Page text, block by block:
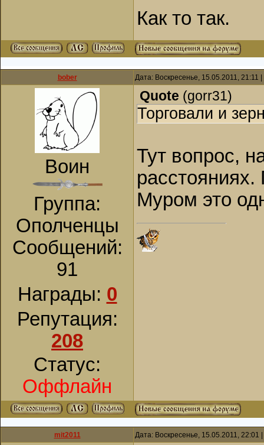
Как то так.
bober Дата: Воскресенье, 15.05.2011,
Воин
Группа:
Ополченцы
Сообщений:
91
Награды: 0
Репутация:
208
Статус:
Оффлайн
Quote (gorr31)
Торговали и
Тут вопрос,
расстояниях.
Муром это
mit2011 Дата: Воскресенье, 15.05.2011,